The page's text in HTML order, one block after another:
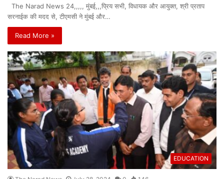
The Narad News 24,,,,, मुंबई,,,प्रिय सभी, विधायक और आयुक्त, श्री प्रताप
सरनाईक की मदद से, टीएमसी ने मुंबई और…
Read More »
EDUCATION